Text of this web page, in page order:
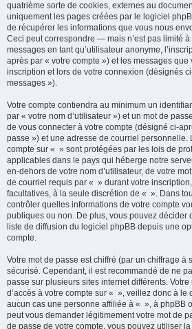
quatrième sorte de cookies, externes au
uniquement les pages créées par le logiciel
de récupérer les informations que vous nous
Ceci peut correspondre — mais n’est pas limité
messages en tant qu’utilisateur anonyme,
après par « votre compte ») et les messages
inscription et lors de votre connexion (désignés
messages »).
Votre compte contiendra au minimum un
par « votre nom d’utilisateur ») et un mot de
de vous connecter à votre compte (désigné ci-
passe ») et une adresse de courriel personnelle.
compte sur « » sont protégées par les lois de
applicables dans le pays qui héberge notre
en-dehors de votre nom d’utilisateur, de votre
de courriel requis par « » durant votre
facultatives, à la seule discrétion de « ». Dans
contrôler quelles informations de votre compte
publiques ou non. De plus, vous pouvez décider
liste de diffusion du logiciel phpBB depuis une
compte.
Votre mot de passe est chiffré (par un chiffrage à
sécurisé. Cependant, il est recommandé de ne
passe sur plusieurs sites internet différents.
d’accès à votre compte sur « », veillez donc à le
aucun cas une personne affiliée à « », à phpBB
peut vous demander légitimement votre mot de
de passe de votre compte, vous pouvez utiliser